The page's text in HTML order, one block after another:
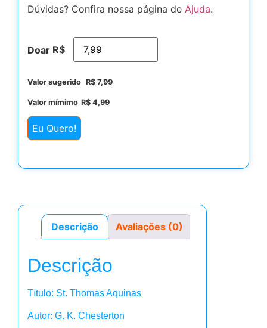
Dúvidas? Confira nossa página de Ajuda.
Doar R$
Valor sugerido R$ 7,99
Valor mímimo R$ 4,99
Eu Quero!
Descrição Avaliações (0)
Descrição
Título: St. Thomas Aquinas
Autor: G. K. Chesterton